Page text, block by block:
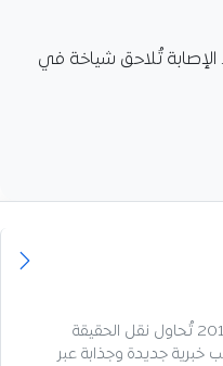
الإصابة تُلاحق شياخة في
مؤسسة إخبارية جزائرية تأسست سنة 2019 تُحاول نقل الحقيقة
خبرية جديدة وجذابة عبر